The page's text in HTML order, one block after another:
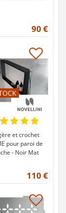
90 €
et crochet
pour paroi de
- Noir Mat
110 €